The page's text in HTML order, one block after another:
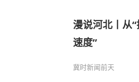
漫说河北丨从
速度”
冀时新闻前天